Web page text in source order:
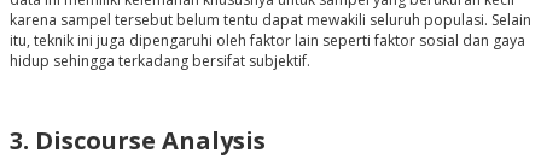
karena sampel tersebut belum tentu dapat mewakili seluruh populasi. Selain
itu, teknik ini juga dipengaruhi oleh faktor lain seperti faktor sosial dan gaya
hidup sehingga terkadang bersifat subjektif.
3. Discourse Analysis